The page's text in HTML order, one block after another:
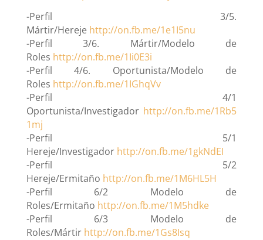
-Perfil 3/5.
Mártir/Hereje http://on.fb.me/1e1I5nu
-Perfil 3/6. Mártir/Modelo de
Roles http://on.fb.me/1Ii0E3i
-Perfil 4/6. Oportunista/Modelo de
Roles http://on.fb.me/1IGhqVv
-Perfil 4/1
Oportunista/Investigador http://on.fb.me/1Rb5
1mj
-Perfil 5/1
Hereje/Investigador http://on.fb.me/1gkNdEI
-Perfil 5/2
Hereje/Ermitaño http://on.fb.me/1M6HL5H
-Perfil 6/2 Modelo de
Roles/Ermitaño http://on.fb.me/1M5hdke
-Perfil 6/3 Modelo de
Roles/Mártir http://on.fb.me/1Gs8Isq